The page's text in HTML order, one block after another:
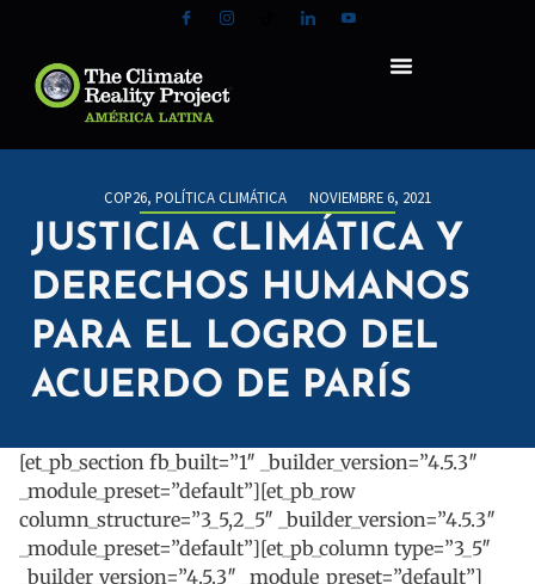
COP26, POLÍTICA CLIMÁTICA NOVIEMBRE 6, 2021
JUSTICIA CLIMÁTICA Y
DERECHOS HUMANOS
PARA EL LOGRO DEL
ACUERDO DE PARÍS
[et_pb_section fb_built=”1″ _builder_version=”4.5.3″
_module_preset=”default”][et_pb_row
column_structure=”3_5,2_5″ _builder_version=”4.5.3″
_module_preset=”default”][et_pb_column type=”3_5″
_builder_version=”4.5.3″ _module_preset=”default”]